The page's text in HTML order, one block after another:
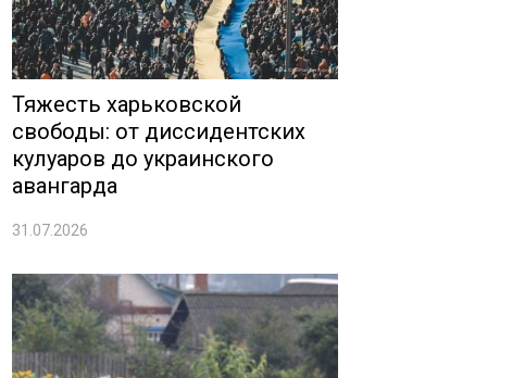
Тяжесть харьковской
свободы: от диссидентских
кулуаров до украинского
авангарда
31.07.2026